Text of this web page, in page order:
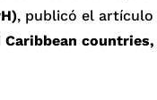
, publicó el artículo